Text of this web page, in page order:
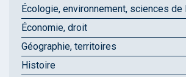
Écologie, environnement, sciences de
Économie, droit
Géographie, territoires
Histoire